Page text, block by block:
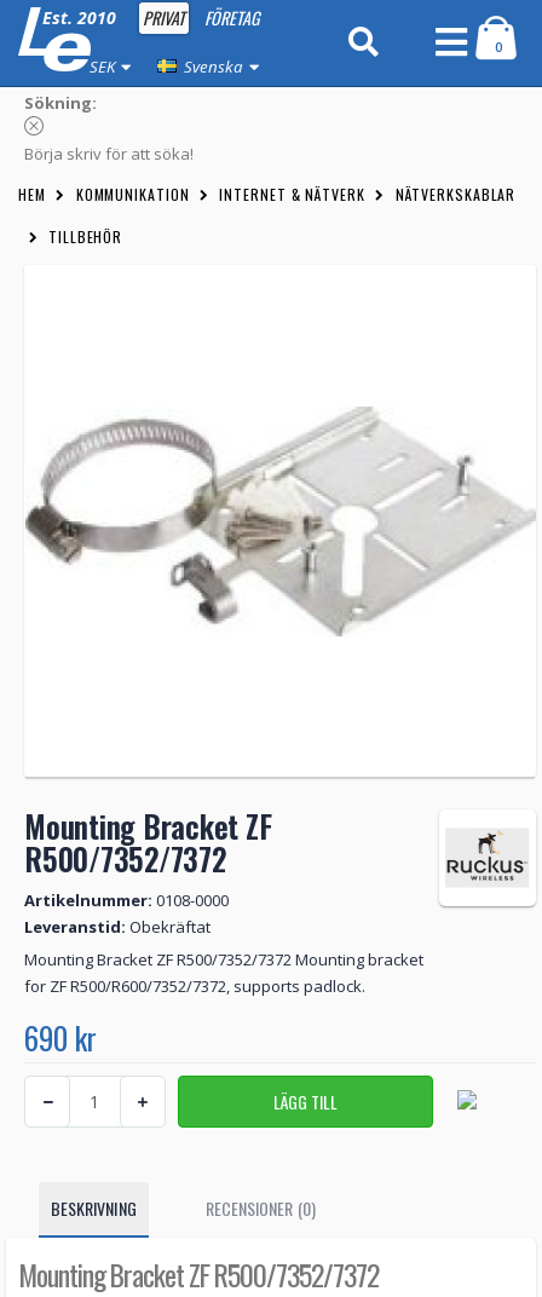
Est. 2010 PRIVAT FÖRETAG
SEK Svenska
0
Sökning:
Börja skriv för att söka!
HEM KOMMUNIKATION INTERNET & NÄTVERK NÄTVERKSKABLAR
TILLBEHÖR
Mounting Bracket ZF
R500/7352/7372
Artikelnummer: 0108-0000
Leveranstid: Obekräftat
Mounting Bracket ZF R500/7352/7372 Mounting bracket
for ZF R500/R600/7352/7372, supports padlock.
690 kr
BESKRIVNING RECENSIONER (0)
Mounting Bracket ZF R500/7352/7372